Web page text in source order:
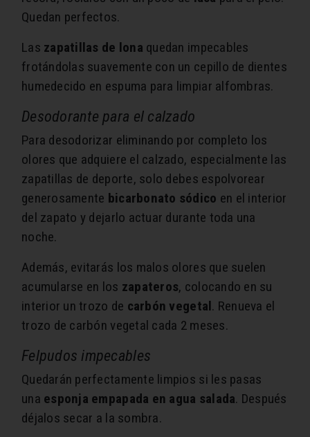
Quedan perfectos.
Las zapatillas de lona quedan impecables
frotándolas suavemente con un cepillo de dientes
humedecido en espuma para limpiar alfombras.
Desodorante para el calzado
Para desodorizar eliminando por completo los
olores que adquiere el calzado, especialmente las
zapatillas de deporte, solo debes espolvorear
generosamente bicarbonato sódico en el interior
del zapato y dejarlo actuar durante toda una
noche.
Además, evitarás los malos olores que suelen
acumularse en los zapateros, colocando en su
interior un trozo de carbón vegetal. Renueva el
trozo de carbón vegetal cada 2 meses.
Felpudos impecables
Quedarán perfectamente limpios si les pasas
una esponja empapada en agua salada. Después
déjalos secar a la sombra.